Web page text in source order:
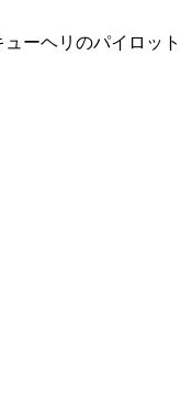
ーヘリのパイロッ